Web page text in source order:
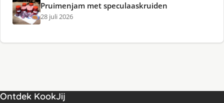
Pruimenjam met speculaaskruiden
28 juli 2026
Ontdek KookJij